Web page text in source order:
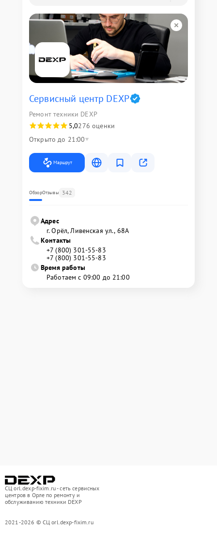
Сервисный центр DEXP
Ремонт техники DEXP
5,0276 оценки
Открыто до 21:00
Маршрут
ОбзорОтзывы 342
Адрес
г. Орёл, Ливенская ул., 68А
Контакты
+7 (800) 301-55-83
+7 (800) 301-55-83
Время работы
Работаем с 09:00 до 21:00
СЦ orl.dexp-fixim.ru - сеть сервисных
центров в Орле по ремонту и
обслуживанию техники DEXP
2021-2026 © СЦ orl.dexp-fixim.ru